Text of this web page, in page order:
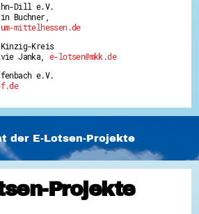
Dill e.V.
Buchner,
mittelhessen.de
Kinzig-Kreis
Janka,e-lotsen@mkk.de
e.V.
der E-Lotsen-Projekte
Projekte